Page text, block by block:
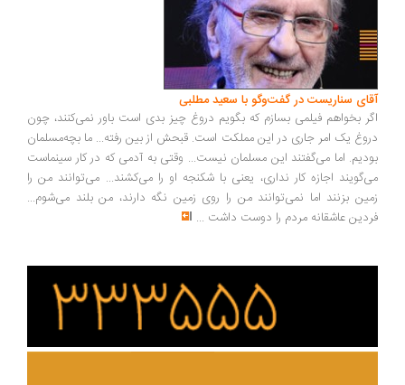
سناریست در گفت‌وگو با سعید مطلبی
بخواهم فیلمی بسازم که بگویم دروغ چیز بدی است باور نمی‌کنند، چون
یک امر جاری در این مملکت است. قبحش از بین رفته... ما بچه‌مسلمان
اما می‌گفتند این مسلمان نیست... وقتی به آدمی که در کار سینماست
اجازه کار نداری، یعنی با شکنجه او را می‌کشند... می‌توانند من را
بزنند اما نمی‌توانند من را روی زمین نگه دارند، من بلند می‌شوم...
عاشقانه مردم را دوست داشت ...